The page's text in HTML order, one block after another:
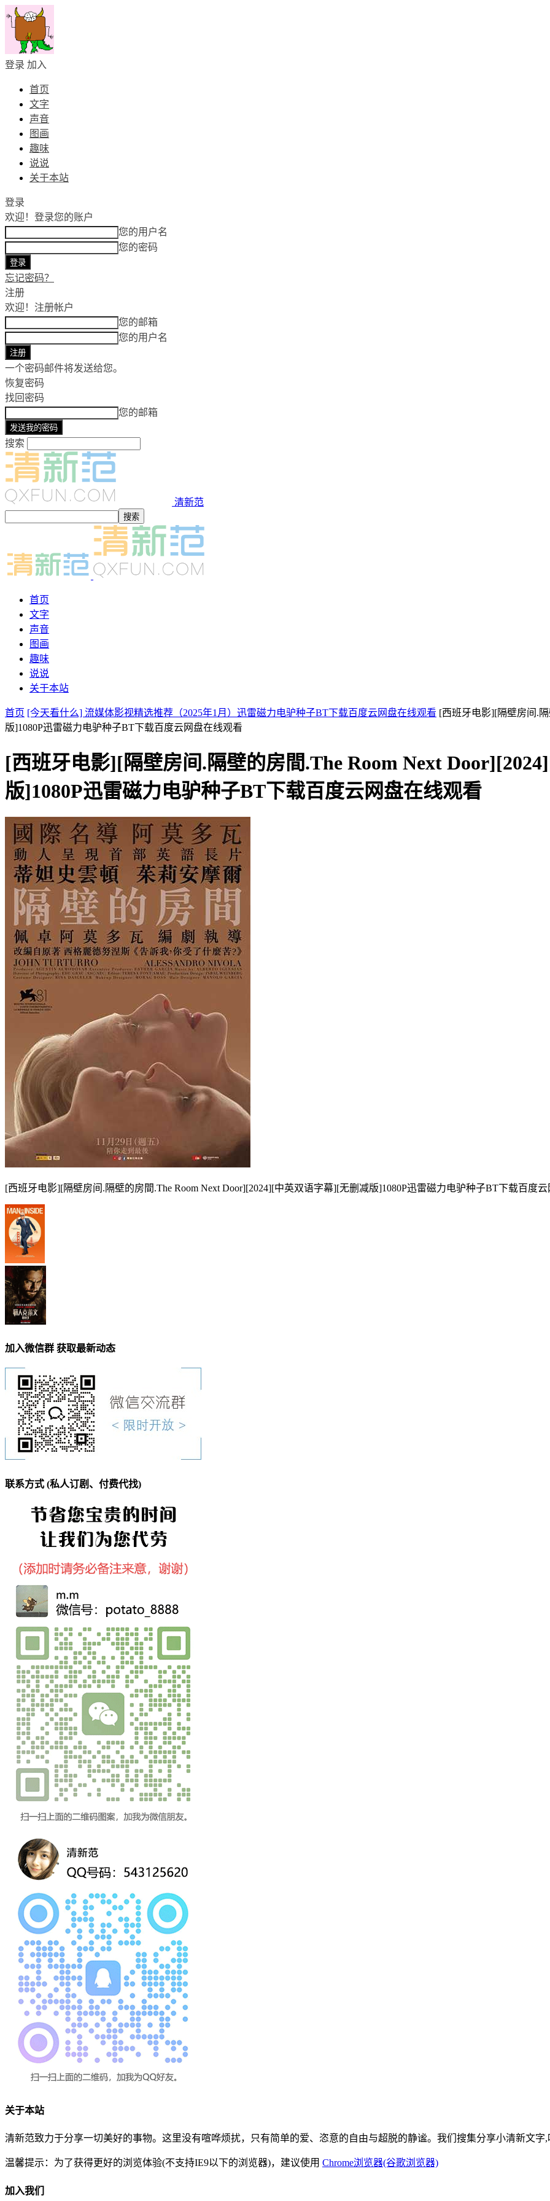
登录 加入
首页
文字
声音
图画
趣味
说说
关于本站
登录
欢迎！ 登录您的账户
您的用户名
您的密码
忘记密码？
注册
欢迎！ 注册帐户
您的邮箱
您的用户名
一个密码邮件将发送给您。
恢复密码
找回密码
您的邮箱
搜索
清新范
首页
文字
声音
图画
趣味
说说
关于本站
首页 [今天看什么] 流媒体影视精选推荐（2025年1月）迅雷磁力电驴种子BT下载百度云网盘在线观看 [西班牙电影][隔壁房间.
版]1080P迅雷磁力电驴种子BT下载百度云网盘在线观看
[西班牙电影][隔壁房间.隔壁的房間.The Room Next
版]1080P迅雷磁力电驴种子BT下载百度云网盘在线观看
[西班牙电影][隔壁房间.隔壁的房間.The Room Next Door][2024][中英双语字幕][无删减版]1080P迅雷磁力电驴种子BT下载百度
加入微信群 获取最新动态
联系方式 (私人订剧、付费代找)
关于本站
清新范致力于分享一切美好的事物。这里没有喧哗烦扰，只有简单的爱、恣意的自由与超脱的静谧。我们搜集分享小清新文字
温馨提示：为了获得更好的浏览体验(不支持IE9以下的浏览器)，建议使用 Chrome浏览器(谷歌浏览器)
加入我们